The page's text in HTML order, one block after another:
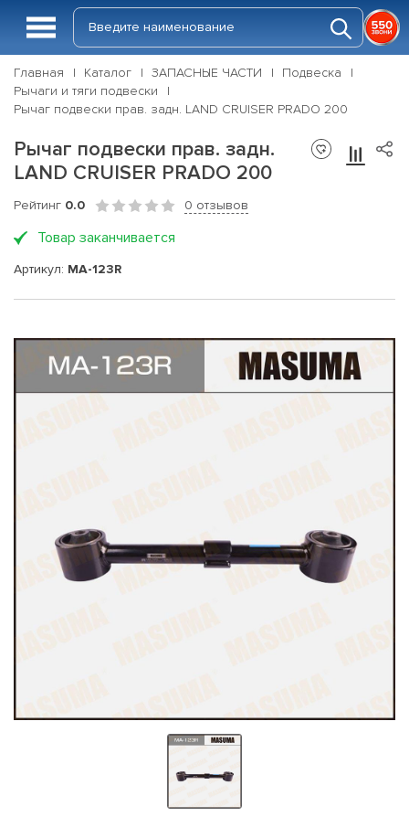
Главная Каталог ЗАПАСНЫЕ ЧАСТИ
Подвеска
Рычаги и тяги подвески
Рычаг подвески прав. задн. LAND CRUISER PRADO 200
Рычаг подвески прав. задн.
LAND CRUISER PRADO 200
Рейтинг 0.0 0 отзывов
Товар заканчивается
Артикул: MA-123R